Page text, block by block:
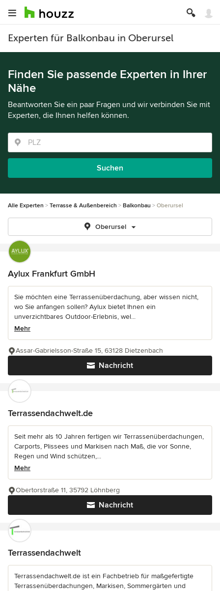
Experten für Balkonbau in Oberursel
Finden Sie passende Experten in Ihrer
Nähe
Beantworten Sie ein paar Fragen und wir verbinden Sie mit
Experten, die Ihnen helfen können.
Suchen
Alle Experten Terrasse & Außenbereich Balkonbau Oberursel
Oberursel
Aylux Frankfurt GmbH
Sie möchten eine Terrassenüberdachung, aber wissen nicht,
wo Sie anfangen sollen? Aylux bietet Ihnen ein
unverzichtbares Outdoor-Erlebnis, wel...
Mehr
Nachricht
Assar-Gabrielsson-Straße 15, 63128 Dietzenbach
Terrassendachwelt.de
Seit mehr als 10 Jahren fertigen wir Terrassenüberdachungen,
Carports, Plissees und Markisen nach Maß, die vor Sonne,
Regen und Wind schützen,...
Mehr
Nachricht
Obertorstraße 11, 35792 Löhnberg
Terrassendachwelt
Terrassendachwelt.de ist ein Fachbetrieb für maßgefertigte
Terrassenüberdachungen, Markisen, Sommergärten und